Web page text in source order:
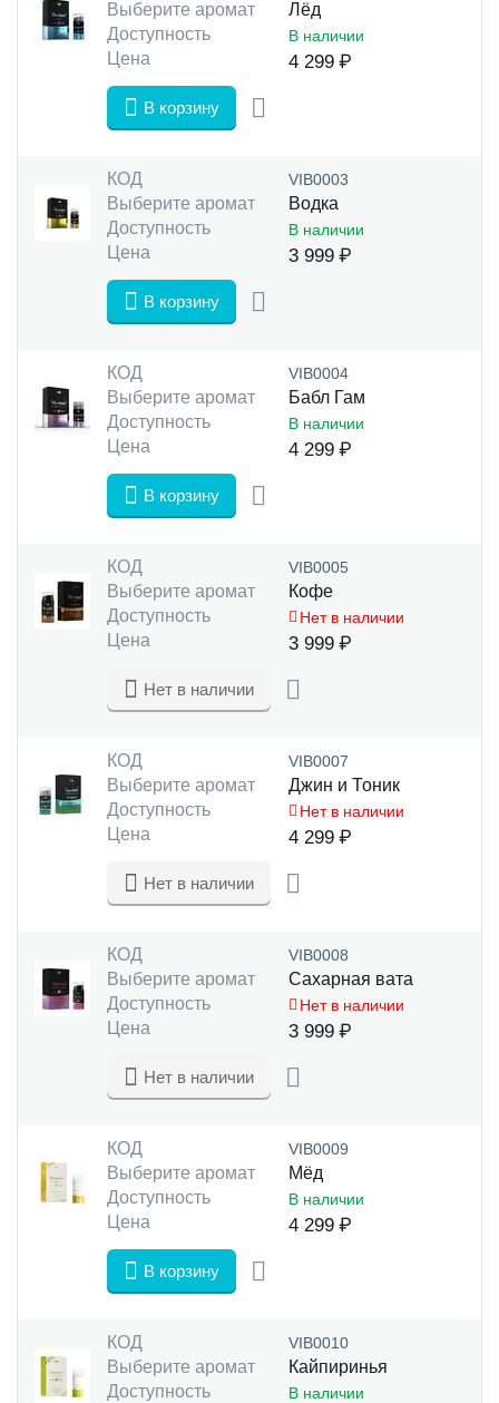
Выберите аромат
Лёд
Доступность
В наличии
Цена 4 299 ₽
В корзину
КОД VIB0003
Выберите аромат
Водка
Доступность
В наличии
Цена 3 999 ₽
В корзину
КОД VIB0004
Выберите аромат
Бабл Гам
Доступность
В наличии
Цена 4 299 ₽
В корзину
КОД VIB0005
Выберите аромат
Кофе
Доступность
Нет в наличии
Цена 3 999 ₽
Нет в наличии
КОД VIB0007
Выберите аромат
Джин и Тоник
Доступность
Нет в наличии
Цена 4 299 ₽
Нет в наличии
КОД VIB0008
Выберите аромат
Сахарная вата
Доступность
Нет в наличии
Цена 3 999 ₽
Нет в наличии
КОД VIB0009
Выберите аромат
Мёд
Доступность
В наличии
Цена 4 299 ₽
В корзину
КОД VIB0010
Выберите аромат
Кайпиринья
Доступность
В наличии